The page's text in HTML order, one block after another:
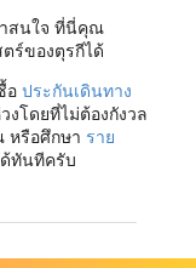
าสนใจ ที่นี่คุณ
ร์ของตุรกีได้
อ ประกันเดินทาง
งโดยที่ไม่ต้องกังวล
หรือศึกษา ราย
ทันทีครับ